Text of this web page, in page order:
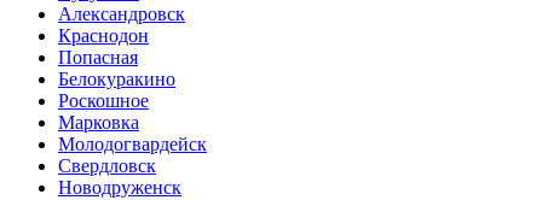
Александровск
Краснодон
Попасная
Белокуракино
Роскошное
Марковка
Молодогвардейск
Свердловск
Новодруженск